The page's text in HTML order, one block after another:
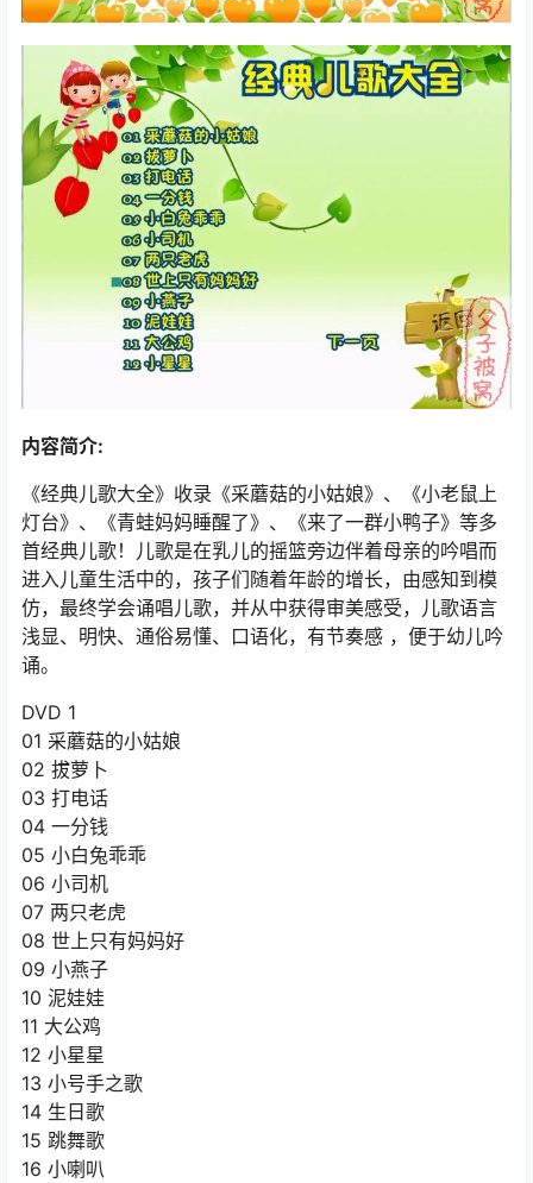
内容简介:
《经典儿歌大全》收录《采蘑菇的小姑娘》、《小老鼠上
灯台》、《青蛙妈妈睡醒了》、《来了一群小鸭子》等多
首经典儿歌！儿歌是在乳儿的摇篮旁边伴着母亲的吟唱而
进入儿童生活中的，孩子们随着年龄的增长，由感知到模
仿，最终学会诵唱儿歌，并从中获得审美感受，儿歌语言
浅显、明快、通俗易懂、口语化，有节奏感 ，便于幼儿吟
诵。
DVD 1
01 采蘑菇的小姑娘
02 拔萝卜
03 打电话
04 一分钱
05 小白兔乖乖
06 小司机
07 两只老虎
08 世上只有妈妈好
09 小燕子
10 泥娃娃
11 大公鸡
12 小星星
13 小号手之歌
14 生日歌
15 跳舞歌
16 小喇叭